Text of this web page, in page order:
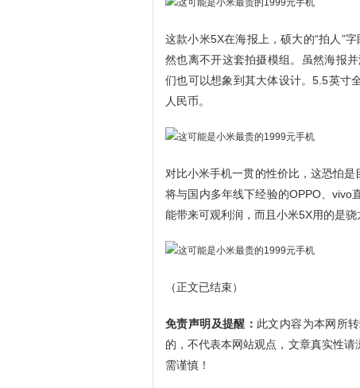
这款小米5X在海报上，硕大的“拍人”
然也离不开这套拍摄模组。虽然海报
们也可以想象到其大体设计。5.5英寸
人民币。
对比小米手机一贯的性价比，这恐怕是
将与国内多年线下经验的OPPO、vivo
能带来可观利润，而且小米5X用的是
（正文已结束）
免责声明及提醒： 此文内容为本网所
的，不代表本网站观点，文章真实性
需谨慎！